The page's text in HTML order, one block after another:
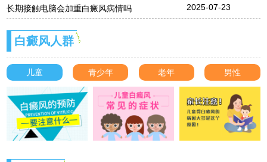
长期接触电脑会加重白癜风病情吗
2025-07-23
白癜风人群
儿童 青少年 老年 男性